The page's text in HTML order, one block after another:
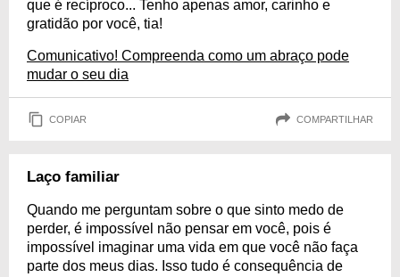
que é recíproco... Tenho apenas amor, carinho e
gratidão por você, tia!
Comunicativo! Compreenda como um abraço pode
mudar o seu dia
COPIAR COMPARTILHAR
Laço familiar
Quando me perguntam sobre o que sinto medo de
perder, é impossível não pensar em você, pois é
impossível imaginar uma vida em que você não faça
parte dos meus dias. Isso tudo é consequência de